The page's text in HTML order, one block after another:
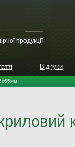
продукції
Відгуки